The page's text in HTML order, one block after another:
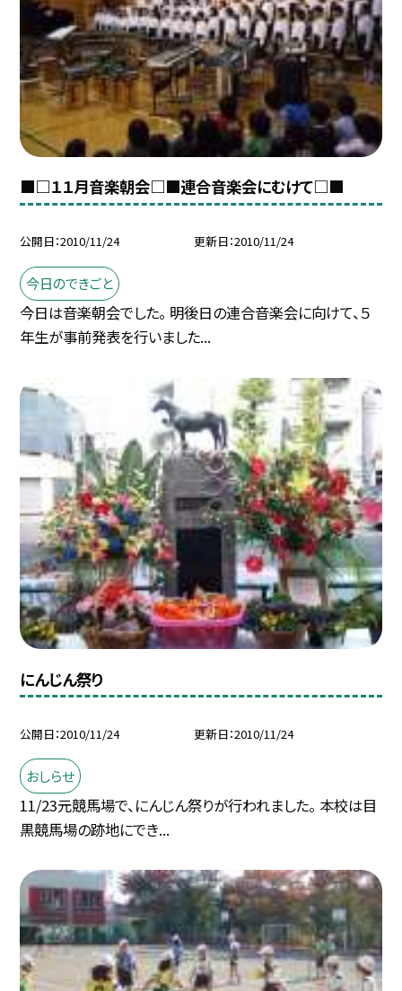
■□１１月音楽朝会□■連合音楽会にむけて□■
公開日 2010/11/24 更新日 2010/11/24
今日のできごと
今日は音楽朝会でした。 明後日の連合音楽会に向けて、５
年生が事前発表を行いました...
にんじん祭り
公開日 2010/11/24 更新日 2010/11/24
おしらせ
11/23元競馬場で、にんじん祭りが行われました。 本校は目
黒競馬場の跡地にでき...